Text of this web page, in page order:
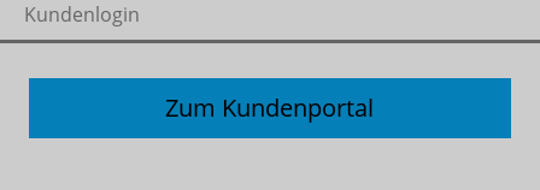
Kundenlogin
Zum Kundenportal